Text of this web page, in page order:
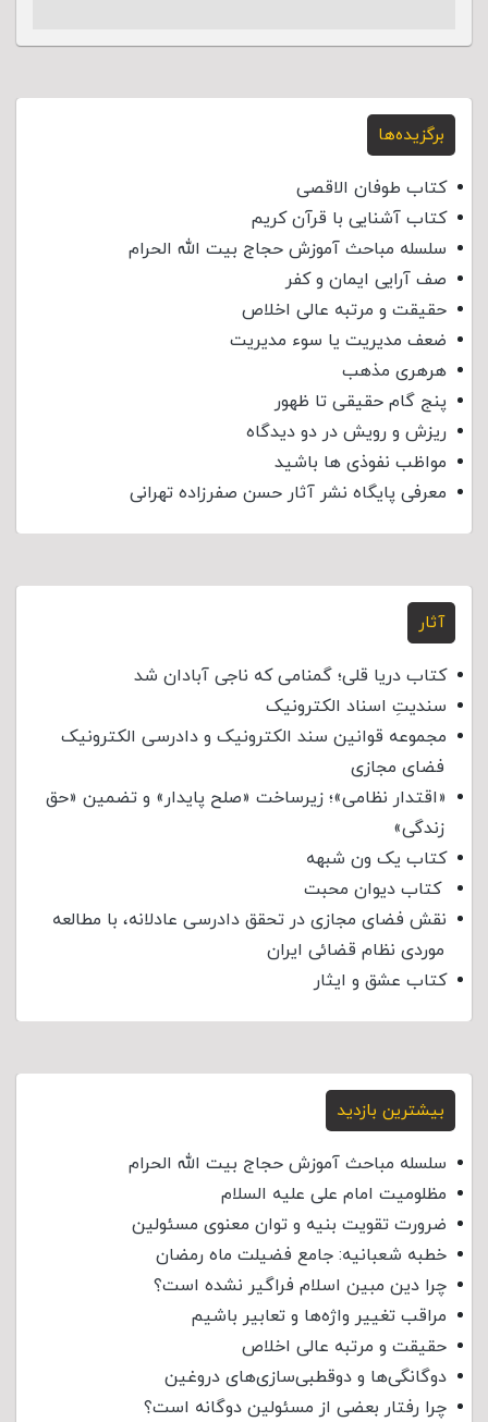
برگزیده‌ها
کتاب طوفان الاقصی
کتاب آشنایی با قرآن کریم
سلسله مباحث آموزش حجاج بیت الله الحرام
صف آرایی ایمان و کفر
حقیقت و مرتبه عالی اخلاص
ضعف مدیریت یا سوء مدیریت
هرهری مذهب
پنج گام حقیقی تا ظهور
ریزش و رویش در دو دیدگاه
مواظب نفوذی‌ ها باشید
معرفی پایگاه نشر آثار حسن صفرزاده تهرانی
آثار
کتاب دریا قلی؛ گمنامی که ناجی آبادان شد
سندیتِ اسناد الکترونیک
مجموعه قوانین سند الکترونیک و دادرسی الکترونیک
فضای مجازی
«اقتدار نظامی»؛ زیرساخت «صلح پایدار» و تضمین «حق
زندگی»
کتاب یک ون شبهه
کتاب دیوان محبت
نقش فضای مجازی در تحقق دادرسی عادلانه، با مطالعه
موردی نظام قضائی ایران
کتاب عشق و ایثار
بیشترین بازدید
سلسله مباحث آموزش حجاج بیت الله الحرام
مظلومیت امام علی علیه السلام
ضرورت تقویت بنیه و توان معنوی مسئولین
خطبه شعبانیه: جامع فضیلت ماه رمضان
چرا دین مبین اسلام فراگیر نشده است؟
مراقب تغییر واژه‌ها و تعابیر باشیم
حقیقت و مرتبه عالی اخلاص
دوگانگی‌ها و دوقطبی‌سازی‌های دروغین
چرا رفتار بعضی از مسئولین دوگانه است؟